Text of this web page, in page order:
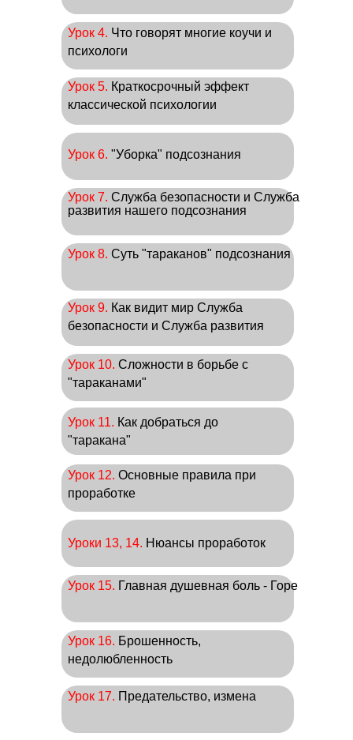
Урок 4. Что говорят многие коучи и
психологи
Урок 5. Краткосрочный эффект
классической психологии
Урок 6. "Уборка" подсознания
Урок 7. Служба безопасности и Служба
развития нашего подсознания
Урок 8. Суть "тараканов" подсознания
Урок 9. Как видит мир Служба
безопасности и Служба развития
Урок 10. Сложности в борьбе с
"тараканами"
Урок 11. Как добраться до
"таракана"
Урок 12. Основные правила при
проработке
Уроки 13, 14. Нюансы проработок
Урок 15. Главная душевная боль - Горе
Урок 16. Брошенность,
недолюбленность
Урок 17. Предательство, измена